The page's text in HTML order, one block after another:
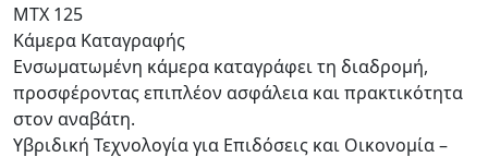
MTX 125
Κάμερα Καταγραφής
Ενσωματωμένη κάμερα καταγράφει τη διαδρομή,
προσφέροντας επιπλέον ασφάλεια και πρακτικότητα
στον αναβάτη.
Υβριδική Τεχνολογία για Επιδόσεις και Οικονομία –